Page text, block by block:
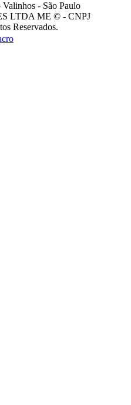
- São Paulo
LTDA ME © - CNPJ
Reservados.